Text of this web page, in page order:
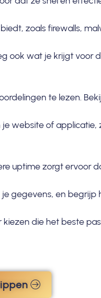
zoals firewalls,
ook wat je krijgt voor
te lezen.
website of
uptime zorgt ervoor
gegevens, en
die het beste